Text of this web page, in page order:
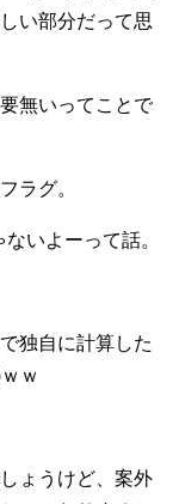
い部分だって思
無いってことで
ラグ。
いよーって話。
独自に計算した
ｗ
ょうけど、案外